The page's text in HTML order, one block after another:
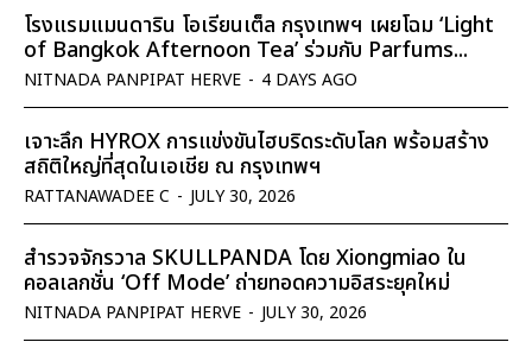
โรงแรมแมนดาริน โอเรียนเต็ล กรุงเทพฯ เผยโฉม ‘Light
of Bangkok Afternoon Tea’ ร่วมกับ Parfums...
NITNADA PANPIPAT HERVE - 4 DAYS AGO
เจาะลึก HYROX การแข่งขันไฮบริดระดับโลก พร้อมสร้าง
สถิติใหญ่ที่สุดในเอเชีย ณ กรุงเทพฯ
RATTANAWADEE C - JULY 30, 2026
สำรวจจักรวาล SKULLPANDA โดย Xiongmiao ใน
คอลเลกชั่น ‘Off Mode’ ถ่ายทอดความอิสระยุคใหม่
NITNADA PANPIPAT HERVE - JULY 30, 2026